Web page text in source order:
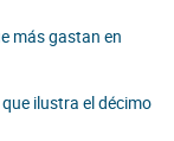
más gastan en
ilustra el décimo